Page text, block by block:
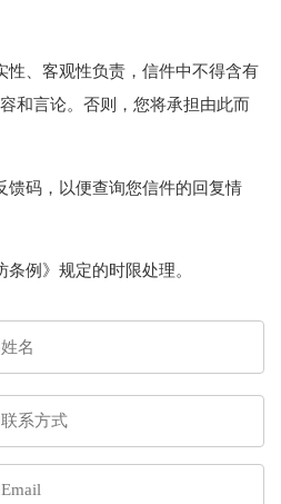
性、客观性负责，信件中不得含有
和言论。否则，您将承担由此而
馈码，以便查询您信件的回复情
条例》规定的时限处理。